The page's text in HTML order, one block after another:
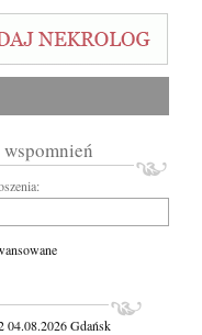
04.08.2026Gdańsk